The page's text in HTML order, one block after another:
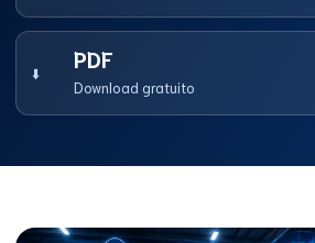
⬇️ PDF
Download gratuito